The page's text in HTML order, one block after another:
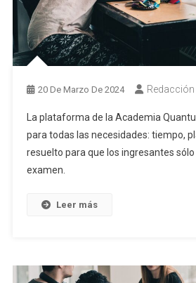
20 De Marzo De 2024 Redacción
La plataforma de la Academia
para todas las necesidades: tiempo,
resuelto para que los ingresantes
examen.
Leer más